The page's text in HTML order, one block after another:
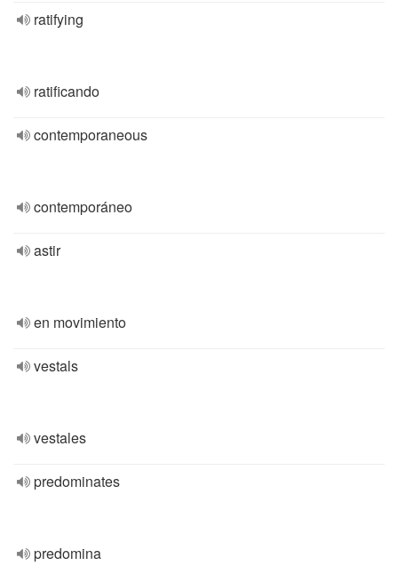
ratifying
ratificando
contemporaneous
contemporáneo
astir
en movimiento
vestals
vestales
predominates
predomina